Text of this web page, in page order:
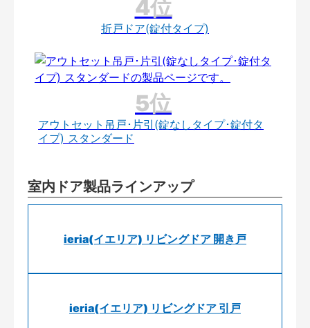
折戸ドア(錠付タイプ)
アウトセット吊戸･片引(錠なしタイプ･錠付タ
イプ) スタンダード
室内ドア製品ラインアップ
ieria(イエリア) リビングドア 開き戸
ieria(イエリア) リビングドア 引戸